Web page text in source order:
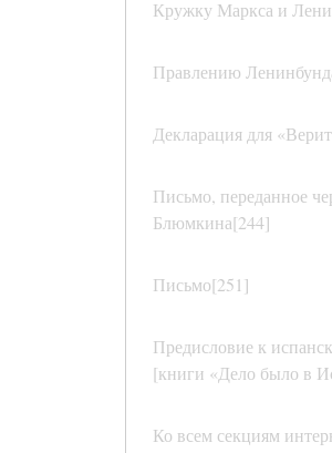
Кружку Маркса и
Правлению
Декларация для
Письмо, переданное
Блюмкина[244]
Письмо[251]
Предисловие к
[книги «Дело было в
Ко всем секциям